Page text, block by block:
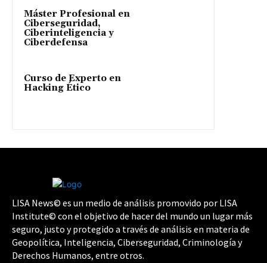
Máster Profesional en
Ciberseguridad,
Ciberinteligencia y
Ciberdefensa
Curso de Experto en
Hacking Ético
LISA News© es un medio de análisis promovido por LISA
Institute© con el objetivo de hacer del mundo un lugar más
seguro, justo y protegido a través de análisis en materia de
Geopolítica, Inteligencia, Ciberseguridad, Criminología y
Derechos Humanos, entre otros.